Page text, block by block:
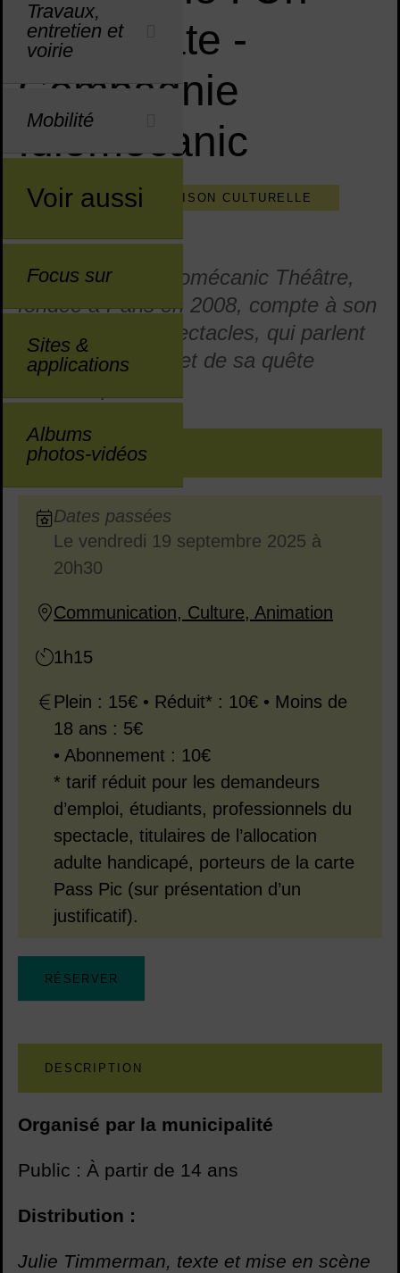
Travaux,
entretien et
voirie
Mobilité
Voir aussi
Focus sur
Sites &
applications
Albums
photos-vidéos
démocrate -
Compagnie
Idiomécanic
CULTURE
SAISON CULTURELLE
La compagnie Idiomécanic Théâtre,
fondée à Paris en 2008, compte à son
répertoire huit spectacles, qui parlent
tous de l’homme et de sa quête
Sommaire
INFOS PRATIQUES
Dates en cours
Dates passées
Le vendredi 19 septembre 2025 à
20h30
Lieu :
Communication, Culture, Animation
Durée :
1h15
Tarif :
Plein : 15€ • Réduit* : 10€ • Moins de
18 ans : 5€
• Abonnement : 10€
* tarif réduit pour les demandeurs
d’emploi, étudiants, professionnels du
spectacle, titulaires de l’allocation
adulte handicapé, porteurs de la carte
Pass Pic (sur présentation d’un
justificatif).
RÉSERVER
DESCRIPTION
Organisé par la municipalité
Public : À partir de 14 ans
Distribution :
Julie Timmerman, texte et mise en scène